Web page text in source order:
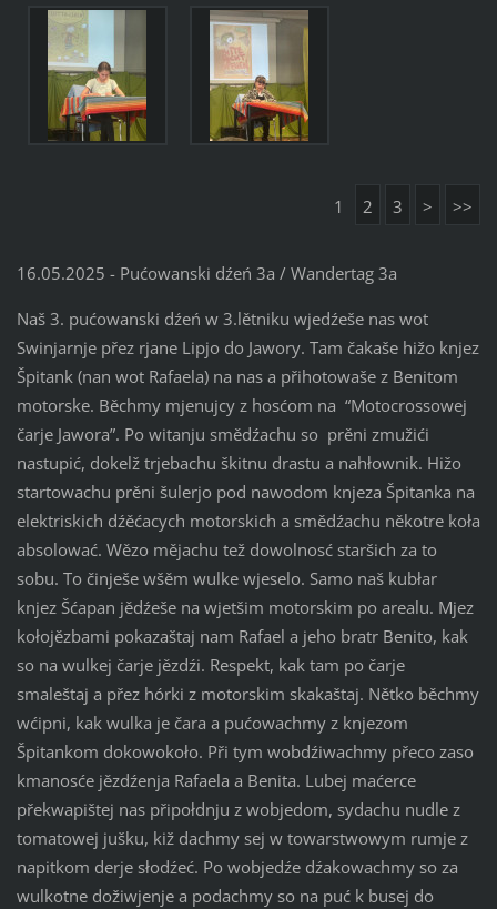
1 2 3 > >>
16.05.2025 - Pućowanski dźeń 3a / Wandertag 3a
Naš 3. pućowanski dźeń w 3.lětniku wjedźeše nas wot
Swinjarnje přez rjane Lipjo do Jawory. Tam čakaše hižo knjez
Špitank (nan wot Rafaela) na nas a přihotowaše z Benitom
motorske. Běchmy mjenujcy z hosćom na “Motocrossowej
čarje Jawora”. Po witanju smědźachu so prěni zmužići
nastupić, dokelž trjebachu škitnu drastu a nahłownik. Hižo
startowachu prěni šulerjo pod nawodom knjeza Špitanka na
elektriskich dźěćacych motorskich a smědźachu někotre koła
absolować. Wězo mějachu tež dowolnosć staršich za to
sobu. To činješe wšěm wulke wjeselo. Samo naš kubłar
knjez Šćapan jědźeše na wjetšim motorskim po arealu. Mjez
kołojězbami pokazaštaj nam Rafael a jeho bratr Benito, kak
so na wulkej čarje jězdźi. Respekt, kak tam po čarje
smaleštaj a přez hórki z motorskim skakaštaj. Nětko běchmy
wćipni, kak wulka je čara a pućowachmy z knjezom
Špitankom dokowokoło. Při tym wobdźiwachmy přeco zaso
kmanosće jězdźenja Rafaela a Benita. Lubej maćerce
překwapištej nas připołdnju z wobjedom, sydachu nudle z
tomatowej jušku, kiž dachmy sej w towarstwowym rumje z
napitkom derje słodźeć. Po wobjedźe dźakowachmy so za
wulkotne dožiwjenje a podachmy so na puć k busej do